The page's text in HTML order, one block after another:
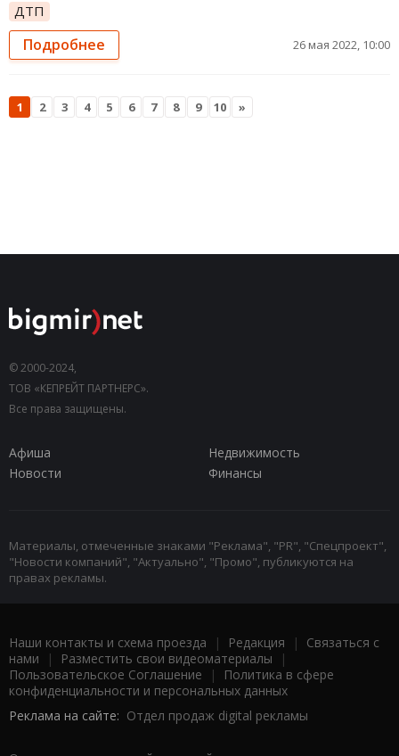
ДТП
Подробнее 26 мая 2022, 10:00
1 2 3 4 5 6 7 8 9 10 »
© 2000-2024,
ТОВ «КЕПРЕЙТ ПАРТНЕРС».
Все права защищены.
Афиша
Недвижимость
Новости
Финансы
Материалы, отмеченные знаками "Реклама", "PR", "Спецпроект",
"Новости компаний", "Актуально", "Промо", публикуются на
правах рекламы.
Наши контакты и схема проезда | Редакция | Связаться с
нами | Разместить свои видеоматериалы |
Пользовательское Соглашение |
Политика в сфере
конфиденциальности и персональных данных
Реклама на сайте: Отдел продаж digital рекламы